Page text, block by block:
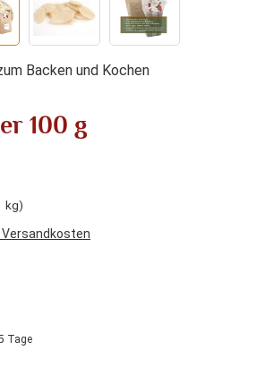
Backen und Kochen
100 g
kg)
Versandkosten
von 5 von 5 Sternen
Tage